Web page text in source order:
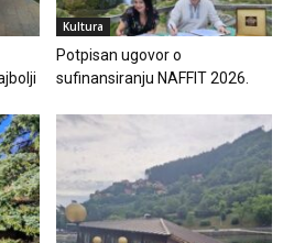
Kultura
Potpisan ugovor o
sufinansiranju NAFFIT 2026.